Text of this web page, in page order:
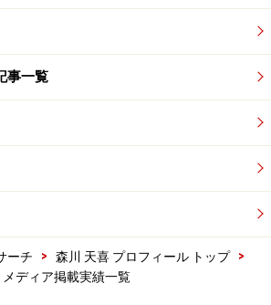
事一覧
ーチ > 森川 天喜 プロフィール トップ
>
メディア掲載実績一覧